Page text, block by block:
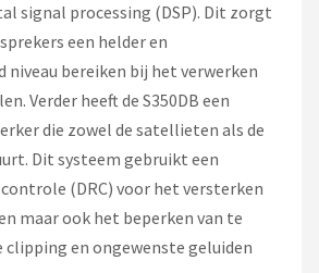
signal processing (DSP). Dit zorgt
een helder en
niveau bereiken bij het verwerken
Verder heeft de S350DB een
die zowel de satellieten als de
Dit systeem gebruikt een
(DRC) voor het versterken
maar ook het beperken van te
clipping en ongewenste geluiden